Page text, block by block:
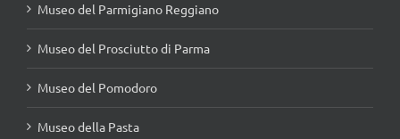
Museo del Parmigiano Reggiano
Museo del Prosciutto di Parma
Museo del Pomodoro
Museo della Pasta